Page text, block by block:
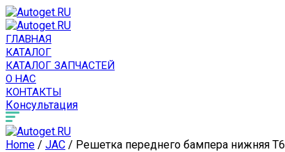
ГЛАВНАЯ
КАТАЛОГ
КАТАЛОГ ЗАПЧАСТЕЙ
О НАС
КОНТАКТЫ
Консультация
Home / JAC / Решетка переднего бампера нижняя T6